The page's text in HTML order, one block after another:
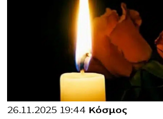
26.11.2025 19:44 Κόσμος